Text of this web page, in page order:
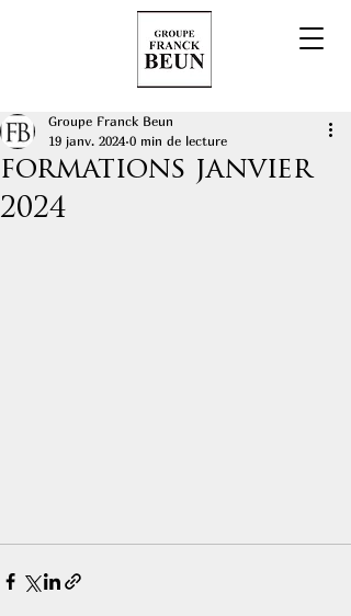
formations janvier
2024
Groupe Franck Beun
19 janv. 2024 0 min de lecture